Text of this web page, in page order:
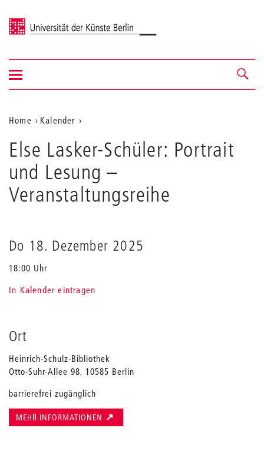
Universität der Künste Berlin
Navigation &
Suche
Navigation
ein-/ausblenden
Aktuelle
Position
auf
der
Webseite
Home
Kalender
Lasker-
Schüler:
Portrait
und
Lesung
Else Lasker-Schüler: Portrait
und Lesung –
Veranstaltungsreihe
Do 18. Dezember 2025
18:00 Uhr
In Kalender eintragen
Ort
Heinrich-Schulz-Bibliothek
Otto-Suhr-Allee 98, 10585 Berlin
barrierefrei zugänglich
MEHR INFORMATIONEN